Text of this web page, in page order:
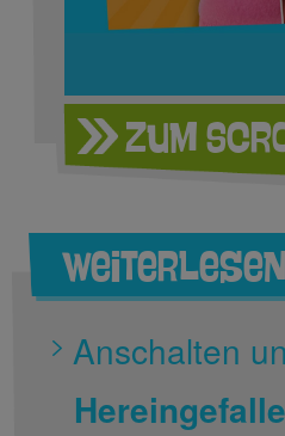
Zum
Weiterlesen
Anschalten